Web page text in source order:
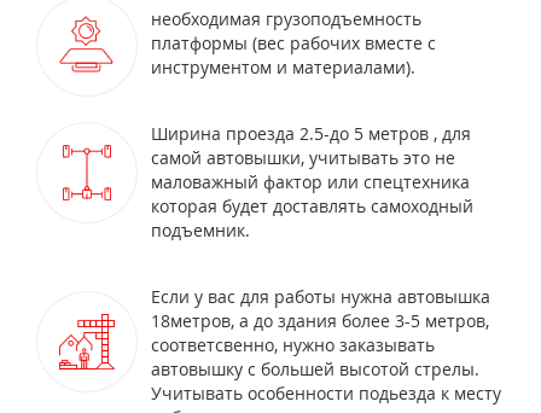
необходимая грузоподъемность
платформы (вес рабочих вместе с
инструментом и материалами).
Ширина проезда 2.5-до 5 метров , для
самой автовышки, учитывать это не
маловажный фактор или спецтехника
которая будет доставлять самоходный
подъемник.
Если у вас для работы нужна автовышка
18метров, а до здания более 3-5 метров,
соответсвенно, нужно заказывать
автовышку с большей высотой стрелы.
Учитывать особенности подьезда к месту